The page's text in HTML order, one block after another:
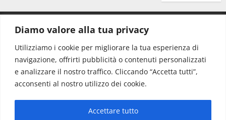
Diamo valore alla tua privacy
Utilizziamo i cookie per migliorare la tua esperienza di
navigazione, offrirti pubblicità o contenuti personalizzati
e analizzare il nostro traffico. Cliccando “Accetta tutti”,
acconsenti al nostro utilizzo dei cookie.
Accettare tutto
Redazione: redazione@www.martinasera.it
Direttore:direttore@www.martinasera.it
Info & Commerciale:info@www.martinasera.it